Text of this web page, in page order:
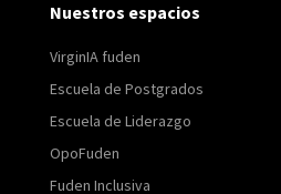
Nuestros espacios
VirginIA fuden
Escuela de Postgrados
Escuela de Liderazgo
OpoFuden
Fuden Inclusiva